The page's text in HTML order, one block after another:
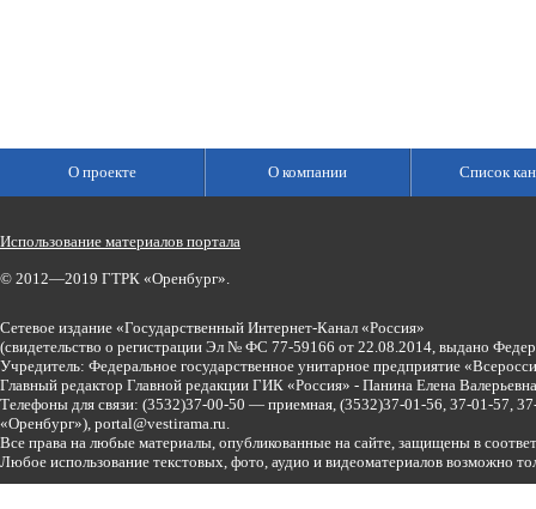
О проекте О компании Список
Использование материалов портала
© 2012—2019 ГТРК «Оренбург».
Сетевое издание «Государственный Интернет-Канал «Россия»
(свидетельство о регистрации Эл № ФС 77-59166 от 22.08.2014, выдано
Учредитель: Федеральное государственное унитарное предприятие
Главный редактор Главной редакции ГИК «Россия» - Панина Елена
Телефоны для связи: (3532)37-00-50 — приемная, (3532)37-01-56, 37-01-57,
«Оренбург»), portal@vestirama.ru.
Все права на любые материалы, опубликованные на сайте, защищены в
Любое использование текстовых, фото, аудио и видеоматериалов возможно